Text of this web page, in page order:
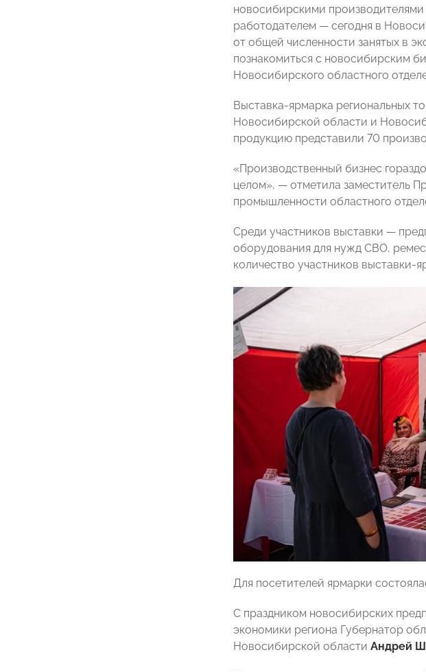
новосибирскими
работодателем — сегодня в
от общей численности занятых в
познакомиться с новосибирским
Новосибирского областного
Выставка-ярмарка региональных
Новосибирской области и
продукцию представили 70
«Производственный бизнес
целом», — отметила заместитель
промышленности областного
Среди участников выставки —
оборудования для нужд СВО,
количество участников выставки-
Для посетителей ярмарки
С праздником новосибирских
экономики региона Губернатор
Новосибирской области Андрей